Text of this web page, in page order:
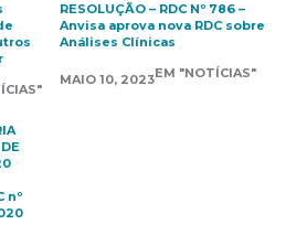
RESOLUÇÃO – RDC Nº 786 –
Anvisa aprova nova RDC sobre
Análises Clínicas
MAIO 10, 2023EM "NOTÍCIAS"
nº